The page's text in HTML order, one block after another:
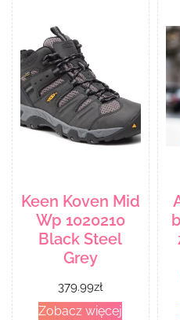
Keen Koven Mid
Wp 1020210
Black Steel
Grey
379.99zł
Zobacz więcej